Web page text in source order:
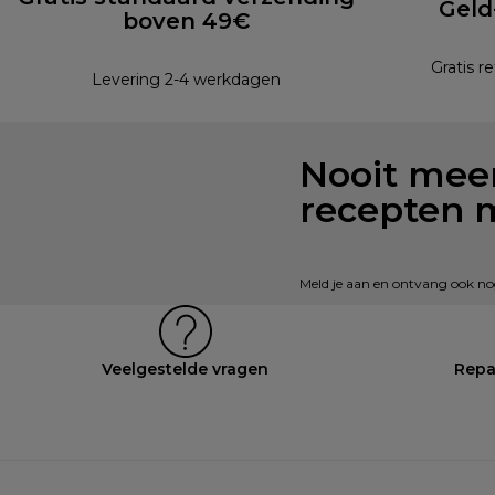
boven 49€
Levering 2-4 werkdagen
Gratis
Nooit
recepten
Meld je aan en ontvang ook
Veelgestelde vragen